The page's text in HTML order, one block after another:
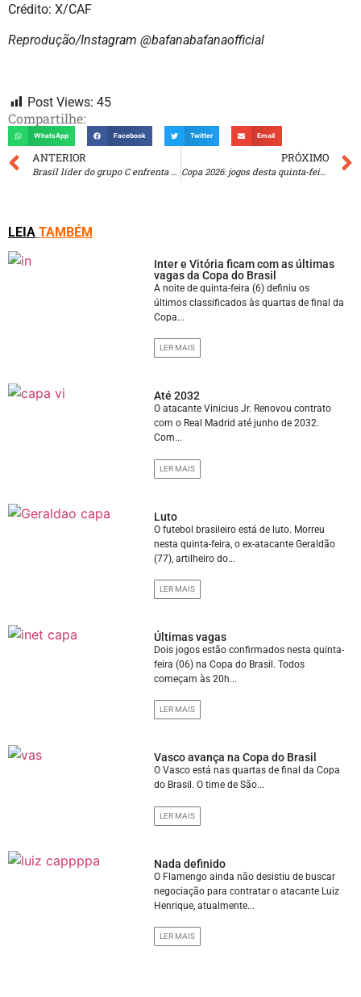
Crédito: X/CAF
Reprodução/Instagram @bafanabafanaofficial
Post Views: 45
Compartilhe:
WhatsApp Facebook Twitter Email
ANTERIOR PRÓXIMO
Copa 2026: jogos desta quinta-feira definem grupos D, E e F
LEIA TAMBÉM
Inter e Vitória ficam com as últimas
vagas da Copa do Brasil
A noite de quinta-feira (6) definiu os
últimos classificados às quartas de final da
Copa...
LER MAIS
Até 2032
O atacante Vinicius Jr. Renovou contrato
com o Real Madrid até junho de 2032.
Com...
LER MAIS
Luto
O futebol brasileiro está de luto. Morreu
nesta quinta-feira, o ex-atacante Geraldão
(77), artilheiro do...
LER MAIS
Últimas vagas
Dois jogos estão confirmados nesta quinta-
feira (06) na Copa do Brasil. Todos
começam às 20h...
LER MAIS
Vasco avança na Copa do Brasil
O Vasco está nas quartas de final da Copa
do Brasil. O time de São...
LER MAIS
Nada definido
O Flamengo ainda não desistiu de buscar
negociação para contratar o atacante Luiz
Henrique, atualmente...
LER MAIS